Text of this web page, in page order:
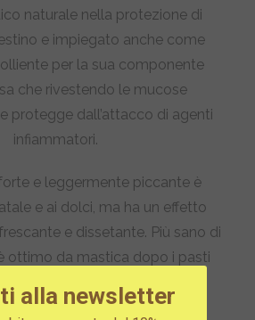
naturale nella protezione di
e impiegato anche come
per la sua componente
che rivestendo le mucose
protegge dall’attacco di agenti
infiammatori.
e leggermente piccante è
e ai dolci, ma ha un effetto
e dissetante. Più sano di
ottimo da mastica dopo i pasti
alla newsletter